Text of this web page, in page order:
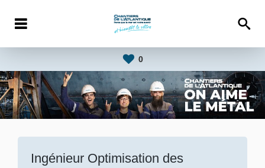
0
Ingénieur Optimisation des